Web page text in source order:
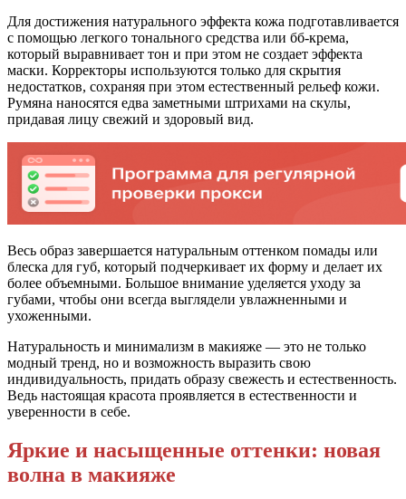
Для достижения натурального эффекта кожа подготавливается
с помощью легкого тонального средства или бб-крема,
который выравнивает тон и при этом не создает эффекта
маски. Корректоры используются только для скрытия
недостатков, сохраняя при этом естественный рельеф кожи.
Румяна наносятся едва заметными штрихами на скулы,
придавая лицу свежий и здоровый вид.
Весь образ завершается натуральным оттенком помады или
блеска для губ, который подчеркивает их форму и делает их
более объемными. Большое внимание уделяется уходу за
губами, чтобы они всегда выглядели увлажненными и
ухоженными.
Натуральность и минимализм в макияже — это не только
модный тренд, но и возможность выразить свою
индивидуальность, придать образу свежесть и естественность.
Ведь настоящая красота проявляется в естественности и
уверенности в себе.
Яркие и насыщенные оттенки: новая
волна в макияже